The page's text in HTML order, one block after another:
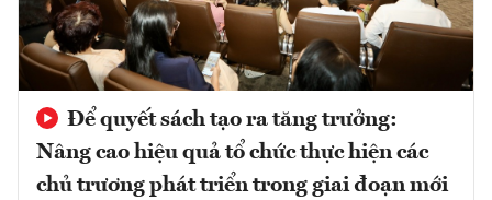
Để quyết sách tạo ra tăng trưởng:
Nâng cao hiệu quả tổ chức thực hiện các
chủ trương phát triển trong giai đoạn mới